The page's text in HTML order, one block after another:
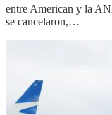
entre American y la
se cancelaron,…